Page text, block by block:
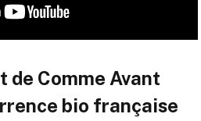
de Comme Avant
bio française